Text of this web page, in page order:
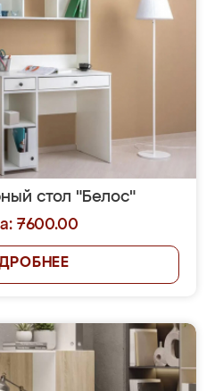
стол "Белос"
7600.00